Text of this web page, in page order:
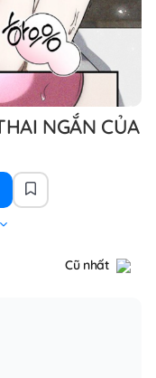
NGẮN CỦA
Cũ nhất